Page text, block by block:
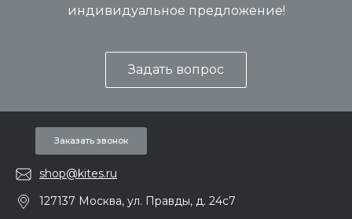
индивидуальное предложение!
Задать вопрос
Заказать звонок
shop@kites.ru
127137 Москва, ул. Правды, д. 24с7